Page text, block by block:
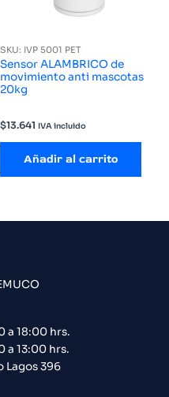
SKU: IVP 5001 PET
Sensor ALAMBRICO de
movimiento anti mascotas
20kg
$13.641 IVA incluido
Añadir al carrito
a 18:00 hrs.
a 13:00 hrs.
Lagos 396